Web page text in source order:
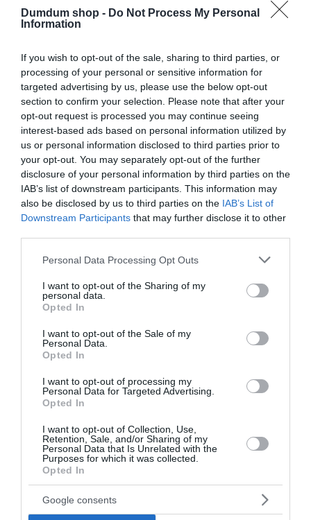
Dumdum shop - Do Not Process My Personal
Information
If you wish to opt-out of the sale, sharing to third parties, or
processing of your personal or sensitive information for
targeted advertising by us, please use the below opt-out
section to confirm your selection. Please note that after your
opt-out request is processed you may continue seeing
interest-based ads based on personal information utilized by
us or personal information disclosed to third parties prior to
your opt-out. You may separately opt-out of the further
disclosure of your personal information by third parties on the
IAB’s list of downstream participants. This information may
also be disclosed by us to third parties on the IAB’s List of
Downstream Participants that may further disclose it to other
Please note that this website/app uses one or more Google
not limited to your visit or usage behaviour. You may click to
grant or deny consent to Google and its third-party tags to
use your data for below specified purposes in below Google
consent section.
Personal Data Processing Opt Outs
I want to opt-out of the Sharing of my
personal data.
Opted In
I want to opt-out of the Sale of my
Personal Data.
Opted In
I want to opt-out of processing my
Personal Data for Targeted Advertising.
Opted In
I want to opt-out of Collection, Use,
Retention, Sale, and/or Sharing of my
Personal Data that Is Unrelated with the
Purposes for which it was collected.
Opted In
Google consents
18+
SEX FOKOZÓ… –
KERÁMIA BÖGRE
Értékelés:
0
/
5
2.500Ft
18+
SÍKOSÍTÓ TUSFÜRDŐ
Értékelés:
/
2.000Ft
STUDENT FÉRFI VICCES
POÉNOS PÓLÓ
Original
6.000 Ft.
Current
3.000 Ft.
SZEX BOLDOGSÁG
BEFŐTT
0
5
← 1 2 3 4 5 →